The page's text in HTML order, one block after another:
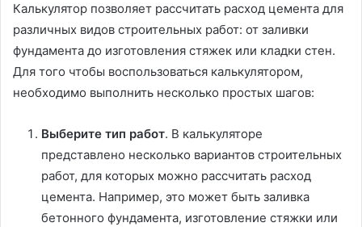
Калькулятор позволяет рассчитать расход цемента для
различных видов строительных работ: от заливки
фундамента до изготовления стяжек или кладки стен.
Для того чтобы воспользоваться калькулятором,
необходимо выполнить несколько простых шагов:
Выберите тип работ. В калькуляторе
представлено несколько вариантов строительных
работ, для которых можно рассчитать расход
цемента. Например, это может быть заливка
бетонного фундамента, изготовление стяжки или